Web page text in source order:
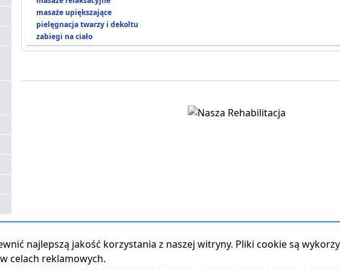
masaże upiększające
pielęgnacja twarzy i dekoltu
zabiegi na ciało
| Kontakt z serwisem | Reklama w serwisie | Regulamin serwisu | Polityka
Turnusy rehabilitacyjne
najlepszą jakość korzystania z naszej witryny. Pliki cookie są
celach reklamowych.